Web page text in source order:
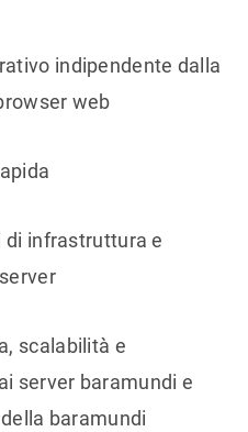
indipendente dalla
web
di infrastruttura e
scalabilità e
server baramundi e
baramundi